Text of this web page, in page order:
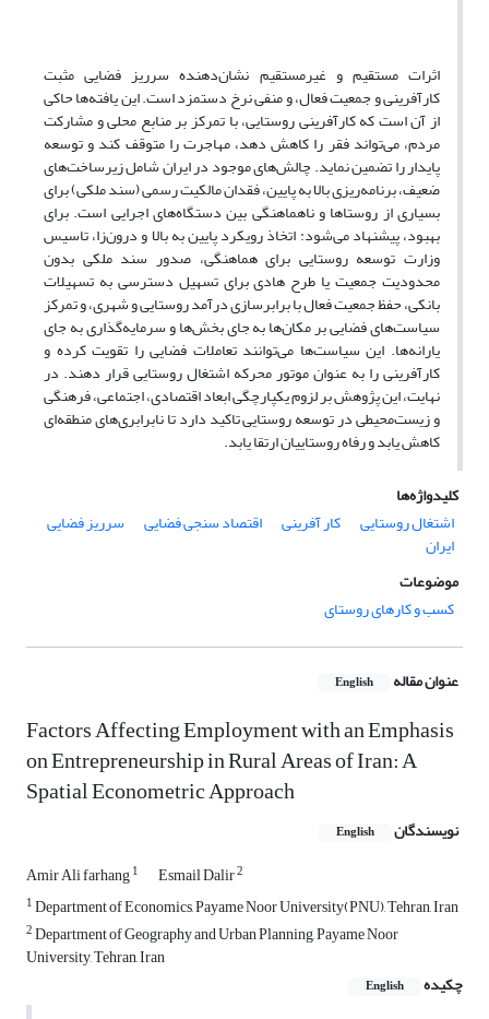
اثرات مستقیم و غیرمستقیم نشان‌دهنده سرریز فضایی مثبت
کارآفرینی و جمعیت فعال، و منفی نرخ دستمزد است. این یافته‌ها حاکی
از آن است که کارآفرینی روستایی، با تمرکز بر منابع محلی و مشارکت
مردم، می‌تواند فقر را کاهش دهد، مهاجرت را متوقف کند و توسعه
پایدار را تضمین نماید. چالش‌های موجود در ایران شامل زیرساخت‌های
ضعیف، برنامه‌ریزی بالا به پایین، فقدان مالکیت رسمی (سند ملکی) برای
بسیاری از روستاها و ناهماهنگی بین دستگاه‌های اجرایی است. برای
بهبود، پیشنهاد می‌شود: اتخاذ رویکرد پایین به بالا و درون‌زا، تاسیس
وزارت توسعه روستایی برای هماهنگی، صدور سند ملکی بدون
محدودیت جمعیت یا طرح هادی برای تسهیل دسترسی به تسهیلات
بانکی، حفظ جمعیت فعال با برابرسازی درآمد روستایی و شهری، و تمرکز
سیاست‌های فضایی بر مکان‌ها به جای بخش‌ها و سرمایه‌گذاری به جای
یارانه‌ها. این سیاست‌ها می‌توانند تعاملات فضایی را تقویت کرده و
کارآفرینی را به عنوان موتور محرکه اشتغال روستایی قرار دهند. در
نهایت، این پژوهش بر لزوم یکپارچگی ابعاد اقتصادی، اجتماعی، فرهنگی
و زیست‌محیطی در توسعه روستایی تاکید دارد تا نابرابری‌های منطقه‌ای
کاهش یابد و رفاه روستاییان ارتقا یابد.
کلیدواژه‌ها
اشتغال روستایی
کار آفرینی اقتصاد سنجی فضایی سرریز فضایی
ایران
موضوعات
کسب و کارهای روستای
عنوان مقاله English
Factors Affecting Employment with an Emphasis
on Entrepreneurship in Rural Areas of Iran: A
Spatial Econometric Approach
نویسندگان English
Amir Ali farhang1 Esmail Dalir2
1Department of Economics, Payame Noor University(PNU), Tehran, Iran
2Department of Geography and Urban Planning, Payame Noor
University, Tehran, Iran
چکیده
English